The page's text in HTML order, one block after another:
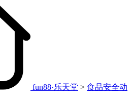
fun88·乐天堂 > 食品安全动